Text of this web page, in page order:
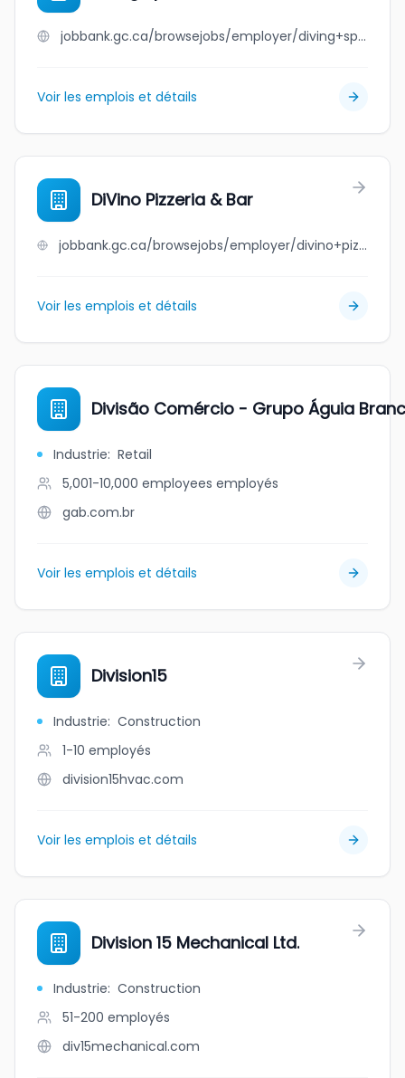
jobbank.gc.ca/browsejobs/employer/diving+sports/ca
Voir les emplois et détails
DiVino Pizzeria & Bar
jobbank.gc.ca/browsejobs/employer/divino+pizzeria+%26+bar/ca
Voir les emplois et détails
Divisão Comércio - Grupo Águia
Industrie: Retail
5,001-10,000 employees employés
gab.com.br
Voir les emplois et détails
Division15
Industrie: Construction
1-10 employés
division15hvac.com
Voir les emplois et détails
Division 15 Mechanical Ltd.
Industrie: Construction
51-200 employés
div15mechanical.com